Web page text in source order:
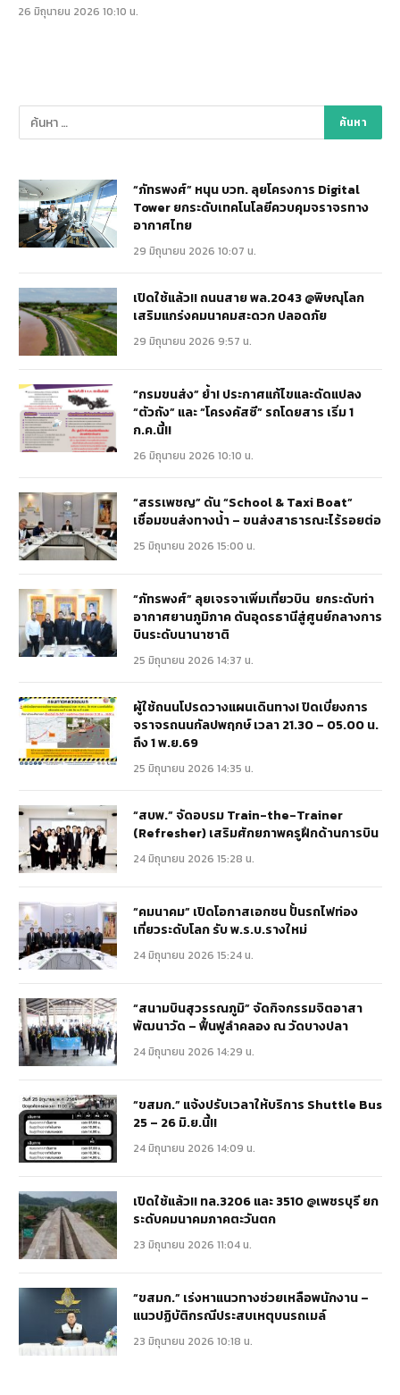
26 มิถุนายน 2026 10:10 น.
“ภัทรพงศ์” หนุน บวท. ลุยโครงการ Digital
Tower ยกระดับเทคโนโลยีควบคุมจราจรทาง
อากาศไทย
29 มิถุนายน 2026 10:07 น.
เปิดใช้แล้ว!! ถนนสาย พล.2043 @พิษณุโลก
เสริมแกร่งคมนาคมสะดวก ปลอดภัย
29 มิถุนายน 2026 9:57 น.
“กรมขนส่ง” ย้ำ! ประกาศแก้ไขและดัดแปลง
“ตัวถัง” และ “โครงคัสซี” รถโดยสาร เริ่ม 1
ก.ค.นี้!!
26 มิถุนายน 2026 10:10 น.
“สรรเพชญ” ดัน “School & Taxi Boat”
เชื่อมขนส่งทางน้ำ – ขนส่งสาธารณะไร้รอยต่อ
25 มิถุนายน 2026 15:00 น.
“ภัทรพงศ์” ลุยเจรจาเพิ่มเที่ยวบิน ยกระดับท่า
อากาศยานภูมิภาค ดันอุดรธานีสู่ศูนย์กลางการ
บินระดับนานาชาติ
25 มิถุนายน 2026 14:37 น.
ผู้ใช้ถนนโปรดวางแผนเดินทาง! ปิดเบี่ยงการ
จราจรถนนกัลปพฤกษ์ เวลา 21.30 – 05.00 น.
ถึง 1 พ.ย.69
25 มิถุนายน 2026 14:35 น.
“สบพ.” จัดอบรม Train-the-Trainer
(Refresher) เสริมศักยภาพครูฝึกด้านการบิน
24 มิถุนายน 2026 15:28 น.
“คมนาคม” เปิดโอกาสเอกชน ปั้นรถไฟท่อง
เที่ยวระดับโลก รับ พ.ร.บ.รางใหม่
24 มิถุนายน 2026 15:24 น.
“สนามบินสุวรรณภูมิ” จัดกิจกรรมจิตอาสา
พัฒนาวัด – ฟื้นฟูลำคลอง ณ วัดบางปลา
24 มิถุนายน 2026 14:29 น.
“ขสมก.” แจ้งปรับเวลาให้บริการ Shuttle Bus
25 – 26 มิ.ย.นี้!!
24 มิถุนายน 2026 14:09 น.
เปิดใช้แล้ว!! ทล.3206 และ 3510 @เพชรบุรี ยก
ระดับคมนาคมภาคตะวันตก
23 มิถุนายน 2026 11:04 น.
“ขสมก.” เร่งหาแนวทางช่วยเหลือพนักงาน –
แนวปฏิบัติกรณีประสบเหตุบนรถเมล์
23 มิถุนายน 2026 10:18 น.